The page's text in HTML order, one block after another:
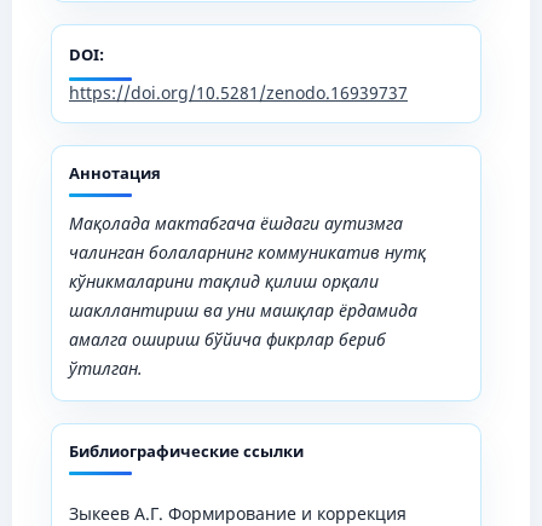
DOI:
https://doi.org/10.5281/zenodo.16939737
Аннотация
Мақолада мактабгача ёшдаги аутизмга
чалинган болаларнинг коммуникатив нутқ
кўникмаларини тақлид қилиш орқали
шакллантириш ва уни машқлар ёрдамида
амалга ошириш бўйича фикрлар бериб
ўтилган.
Библиографические ссылки
Зыкеев А.Г. Формирование и коррекция